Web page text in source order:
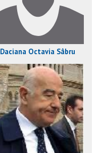
Daciana Octavia Sâbru